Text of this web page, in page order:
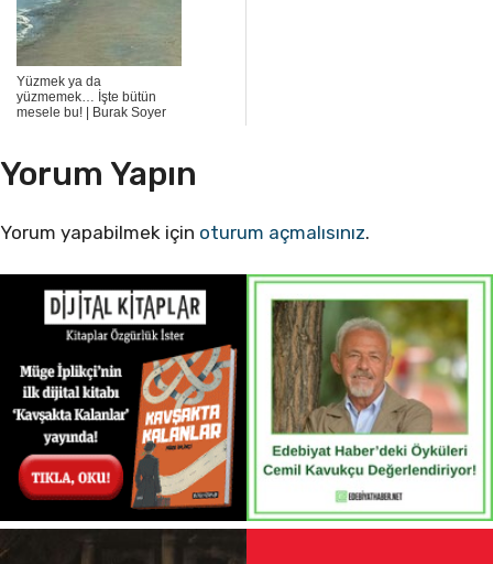
Yüzmek ya da
yüzmemek… İşte bütün
mesele bu! | Burak Soyer
Yorum Yapın
Yorum yapabilmek için oturum açmalısınız.